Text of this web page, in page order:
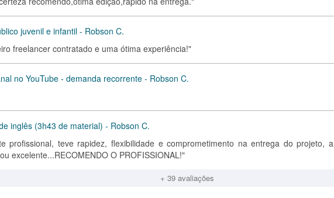
juvenil e infantil - Robson C.
freelancer contratado e uma ótima experiência!"
no YouTube - demanda recorrente - Robson C.
inglês (3h43 de material) - Robson C.
profissional, teve rapidez, flexibilidade e comprometimento na entrega do projeto, a
excelente...RECOMENDO O PROFISSIONAL!"
+ 39 avaliações